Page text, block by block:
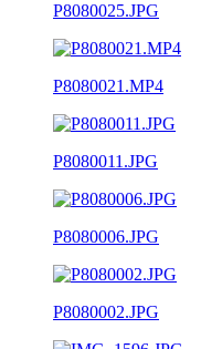
P8080025.JPG
P8080021.MP4
P8080011.JPG
P8080006.JPG
P8080002.JPG